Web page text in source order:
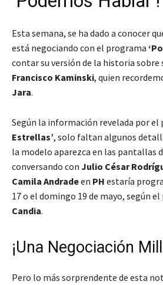
Esta semana, se ha dado a conocer
está negociando con el programa
contar su versión de la historia sobre
Francisco Kaminski, quien
Jara.
Según la información revelada por el
Estrellas’, solo faltan algunos
la modelo aparezca en las pantallas
conversando con Julio César
Camila Andradeen PH estaría
17 o el domingo 19 de mayo, según
Candia.
¡Una Negociación
Pero lo más sorprendente de esta